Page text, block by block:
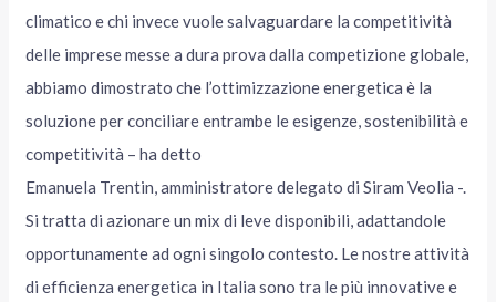
climatico e chi invece vuole salvaguardare la competitività
delle imprese messe a dura prova dalla competizione globale,
abbiamo dimostrato che l’ottimizzazione energetica è la
soluzione per conciliare entrambe le esigenze, sostenibilità e
competitività – ha detto
Emanuela Trentin, amministratore delegato di Siram Veolia -.
Si tratta di azionare un mix di leve disponibili, adattandole
opportunamente ad ogni singolo contesto. Le nostre attività
di efficienza energetica in Italia sono tra le più innovative e